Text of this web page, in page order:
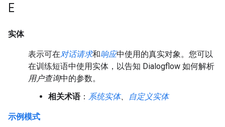
E
实体
表示可在对话请求和响应中使用的真实对象。您可以
在训练短语中使用实体，以告知 Dialogflow 如何解析
用户查询中的参数。
相关术语： 系统实体、 自定义实体
示例模式